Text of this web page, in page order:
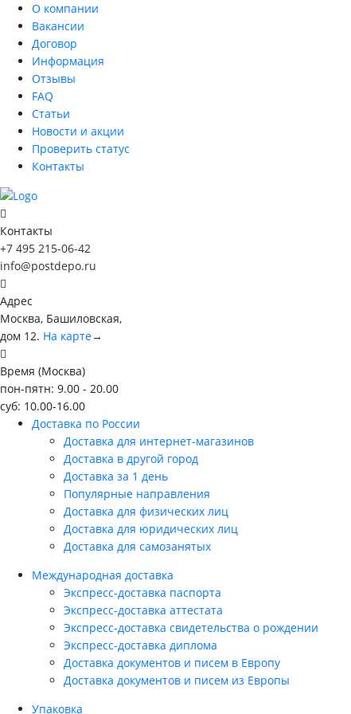
О компании
Вакансии
Договор
Информация
Отзывы
FAQ
Статьи
Новости и акции
Проверить статус
Контакты
Контакты
+7 495 215-06-42
info@postdepo.ru
Адрес
Москва, Башиловская,
дом 12. На карте→
Время (Москва)
пон-пятн: 9.00 - 20.00
суб: 10.00-16.00
Доставка по России
Доставка для интернет-магазинов
Доставка в другой город
Доставка за 1 день
Популярные направления
Доставка для физических лиц
Доставка для юридических лиц
Доставка для самозанятых
Международная доставка
Экспресс-доставка паспорта
Экспресс-доставка аттестата
Экспресс-доставка свидетельства о рождении
Экспресс-доставка диплома
Доставка документов и писем в Европу
Доставка документов и писем из Европы
Упаковка